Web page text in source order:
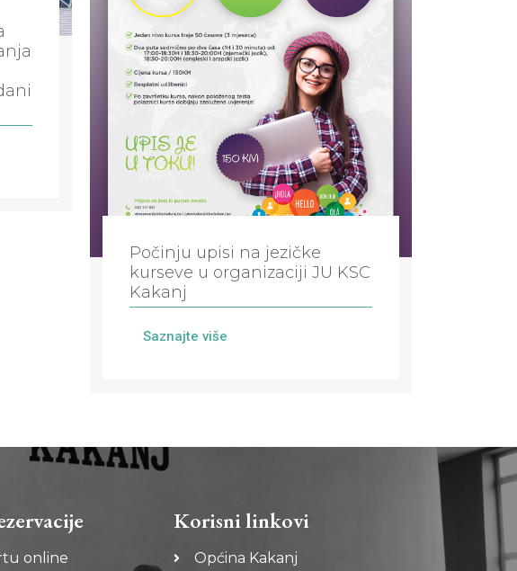
Počinju upisi na jezičke
kurseve u organizaciji JU KSC
Kakanj
Saznajte više
online
Korisni linkovi
Općina Kakanj